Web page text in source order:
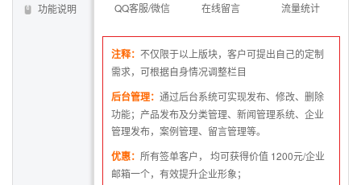
功能说明 QQ客服/微信 在线留言 流量统计
注释： 不仅限于以上版块，客户可提出自己的定制
需求，可根据自身情况调整栏目
后台管理： 通过后台系统可实现发布、修改、删除
功能；产品发布及分类管理、新闻管理系统、企业
管理发布，案例管理、留言管理等。
优惠： 所有签单客户， 均可获得价值 1200元/企业
邮箱一个，有效提升企业形象；